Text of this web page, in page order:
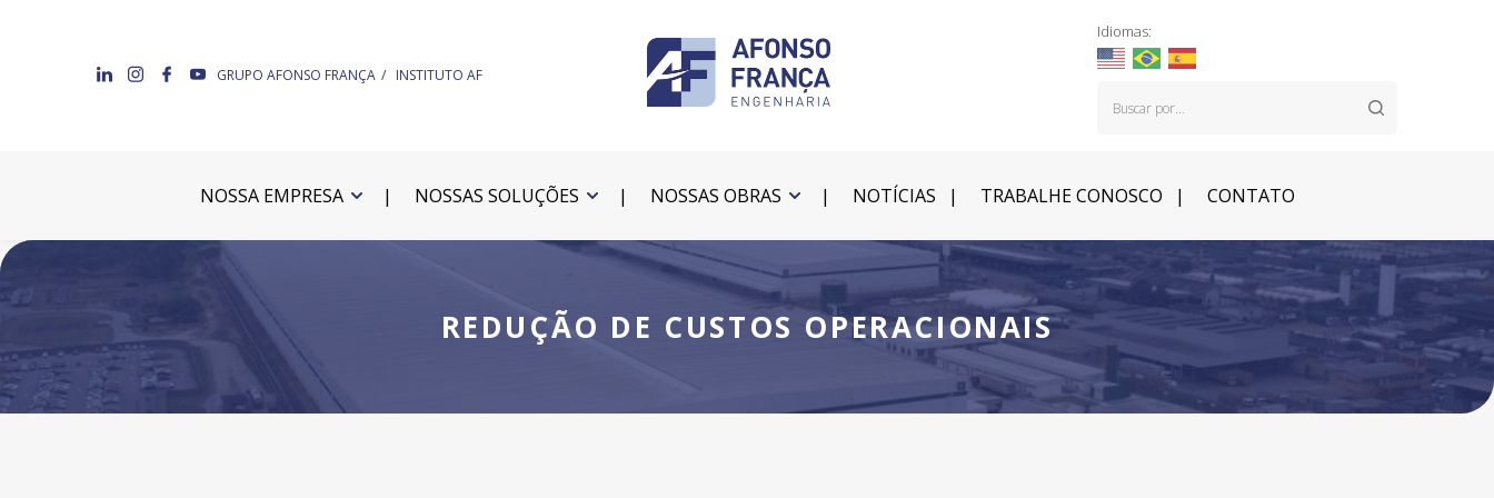
GRUPO AFONSO FRANÇA INSTITUTO AF
Idiomas:
NOSSA EMPRESA NOSSAS SOLUÇÕES NOSSAS OBRAS NOTÍCIAS TRABALHE CONOSCO CONTATO
REDUÇÃO DE CUSTOS OPERACIONAIS